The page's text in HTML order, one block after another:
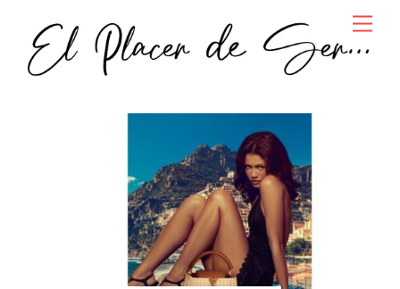
content